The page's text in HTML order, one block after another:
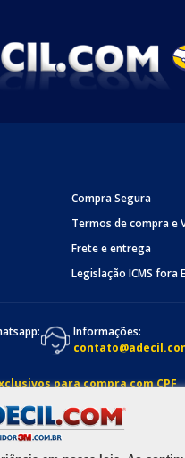
Compra Segura
Termos de compra e
Frete e entrega
Legislação ICMS fora
Informações:
para compra com CPF